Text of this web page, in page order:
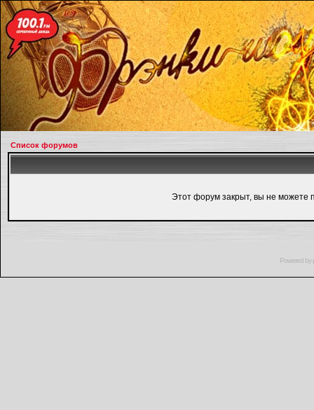
Список форумов
Этот форум закрыт, вы не можете
Powered by